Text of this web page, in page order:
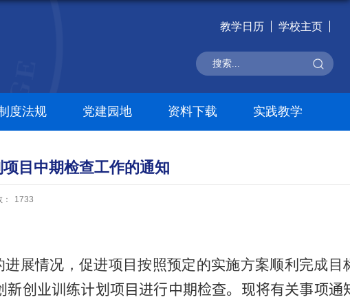
教学日历 学校主页
度法规 党建园地 资料下载 实践教学
目中期检查工作的通知
1733
展情况，促进项目按照预定的实施方案顺利完成目
新创业训练计划项目进行中期检查。现将有关事项通